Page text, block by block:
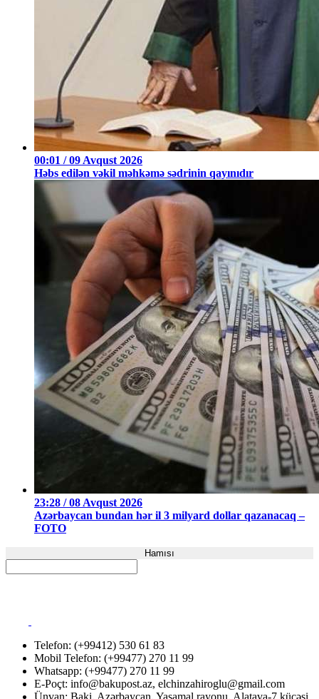
00:01 / 09 Avqust 2026
Həbs edilən vəkil məhkəmə sədrinin qayınıdır
23:28 / 08 Avqust 2026
Azərbaycan bundan hər il 3 milyard dollar qazanacaq –
FOTO
Hamısı
Telefon: (+99412) 530 61 83
Mobil Telefon: (+99477) 270 11 99
Whatsapp: (+99477) 270 11 99
E-Poçt: info@bakupost.az, elchinzahiroglu@gmail.com
Ünvan: Baki, Azərbaycan. Yasamal rayonu, Alatava-7 küçəsi